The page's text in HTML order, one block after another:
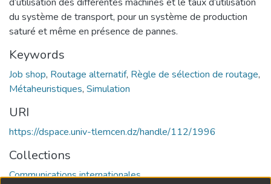
du système de transport, pour un système de production
saturé et même en présence de pannes.
Keywords
Job shop, Routage alternatif, Règle de sélection de routage,
Métaheuristiques, Simulation
URI
https://dspace.univ-tlemcen.dz/handle/112/1996
Collections
Communications internationales